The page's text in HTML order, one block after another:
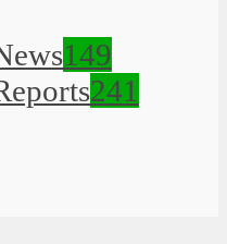
149
241